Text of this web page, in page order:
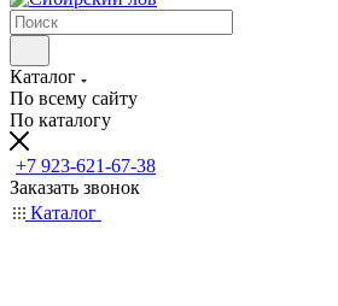
Каталог
По всему сайту
По каталогу
+7 923-621-67-38
Заказать звонок
Каталог